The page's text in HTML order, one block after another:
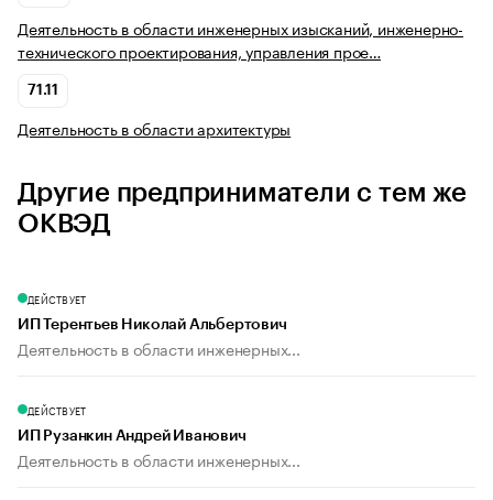
Деятельность в области инженерных изысканий, инженерно-
технического проектирования, управления прое…
71.11
Деятельность в области архитектуры
Другие предприниматели с тем же
ОКВЭД
ДЕЙСТВУЕТ
ИП Терентьев Николай Альбертович
Деятельность в области инженерных...
ДЕЙСТВУЕТ
ИП Рузанкин Андрей Иванович
Деятельность в области инженерных...